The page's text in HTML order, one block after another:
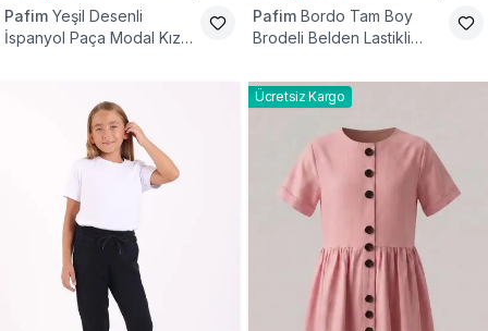
Pafim Yeşil Desenli
İspanyol Paça Modal Kız
Pafim Bordo Tam Boy
Brodeli Belden Lastikli
Ücretsiz Kargo